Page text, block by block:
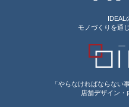
IDEAL
モノづくりを通
「やらなければならない
店舗デザイン・